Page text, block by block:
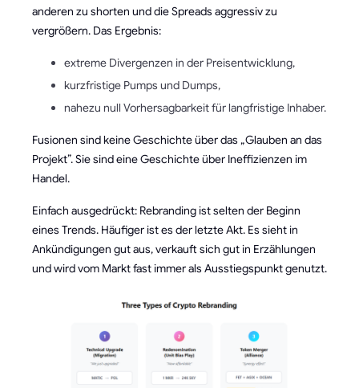
anderen zu shorten und die Spreads aggressiv zu
vergrößern. Das Ergebnis:
extreme Divergenzen in der Preisentwicklung,
kurzfristige Pumps und Dumps,
nahezu null Vorhersagbarkeit für langfristige Inhaber.
Fusionen sind keine Geschichte über das „Glauben an das
Projekt”. Sie sind eine Geschichte über Ineffizienzen im
Handel.
Einfach ausgedrückt: Rebranding ist selten der Beginn
eines Trends. Häufiger ist es der letzte Akt. Es sieht in
Ankündigungen gut aus, verkauft sich gut in Erzählungen
und wird vom Markt fast immer als Ausstiegspunkt genutzt.